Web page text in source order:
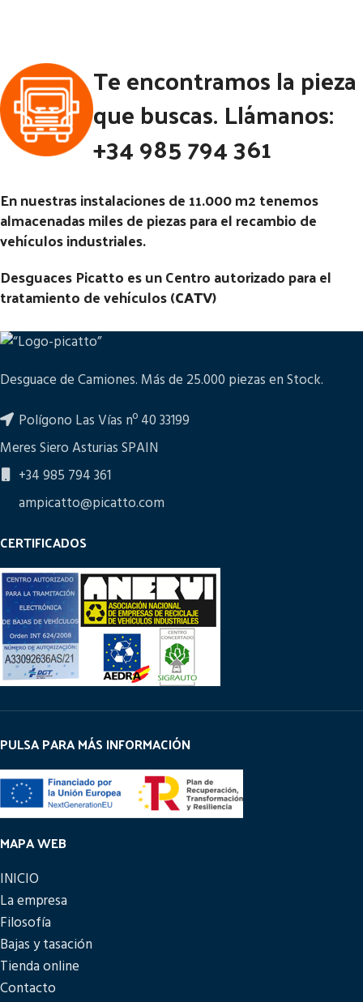
Notas:
[VP]DAF CF85 E3 320
TR (4X2) | 01.01 - 12.05
Código Pieza:50084
[VP]DAF 800 130 RG
(4X2) | 02.80 - 02.00
Código Pieza:48492
Te encontramos la pieza
que buscas. Llámanos:
+34 985 794 361
En nuestras instalaciones de 11.000 m2 tenemos
almacenadas miles de piezas para el recambio de
vehículos industriales.
Desguaces Picatto es un Centro autorizado para el
tratamiento de vehículos (CATV)
Desguace de Camiones. Más de 25.000 piezas en Stock.
Polígono Las Vías nº 40 33199
Meres Siero Asturias SPAIN
+34 985 794 361
ampicatto@picatto.com
CERTIFICADOS
PULSA PARA MÁS INFORMACIÓN
MAPA WEB
INICIO
La empresa
Filosofía
Bajas y tasación
Tienda online
Contacto